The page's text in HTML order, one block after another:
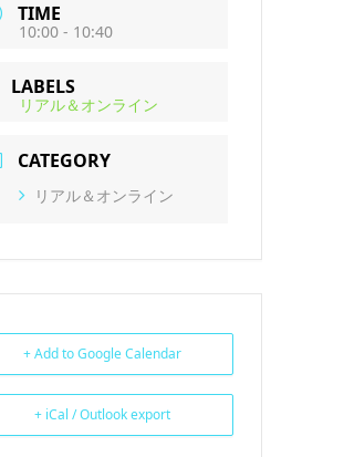
TIME
10:00 - 10:40
LABELS
リアル＆オンライン
CATEGORY
リアル＆オンライン
+ Add to Google Calendar
+ iCal / Outlook export